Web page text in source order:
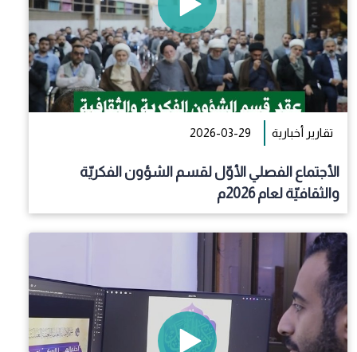
تقارير أخبارية 2026-03-29
الأجتماع الفصلي الأوّل لقسم الشؤون الفكريّة
والثقافيّة لعام 2026م